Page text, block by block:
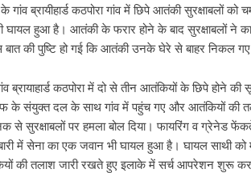
गांव ब्रायीहार्ड कठपोरा गांव में छिपे आतंकी सुरक्षाबलों
घायल हुआ है। आतंकी के फरार होने के बाद सुरक्षाबलों
की पुष्टि हो गई कि आतंकी उनके घेरे से बाहर निकल
ब्रायाहार्ड कठपोरा में दो से तीन आतंकियों के छिपे होने
के संयुक्त दल के साथ गांव में पहुंच गए और आतंकियों की
से सुरक्षाबलों पर हमला बोल दिया। फायरिंग व ग्रेनेड
में सेना का एक जवान भी घायल हुआ है। घायल साथी
की तलाश जारी रखते हुए इलाके में सर्च आपरेशन शुरू कर